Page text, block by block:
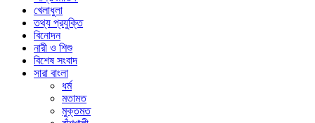
খেলাধুলা
তথ্য প্রযুক্তি
বিনোদন
নারী ও শিশু
বিশেষ সংবাদ
সারা বাংলা
ধর্ম
মতামত
মুক্তমত